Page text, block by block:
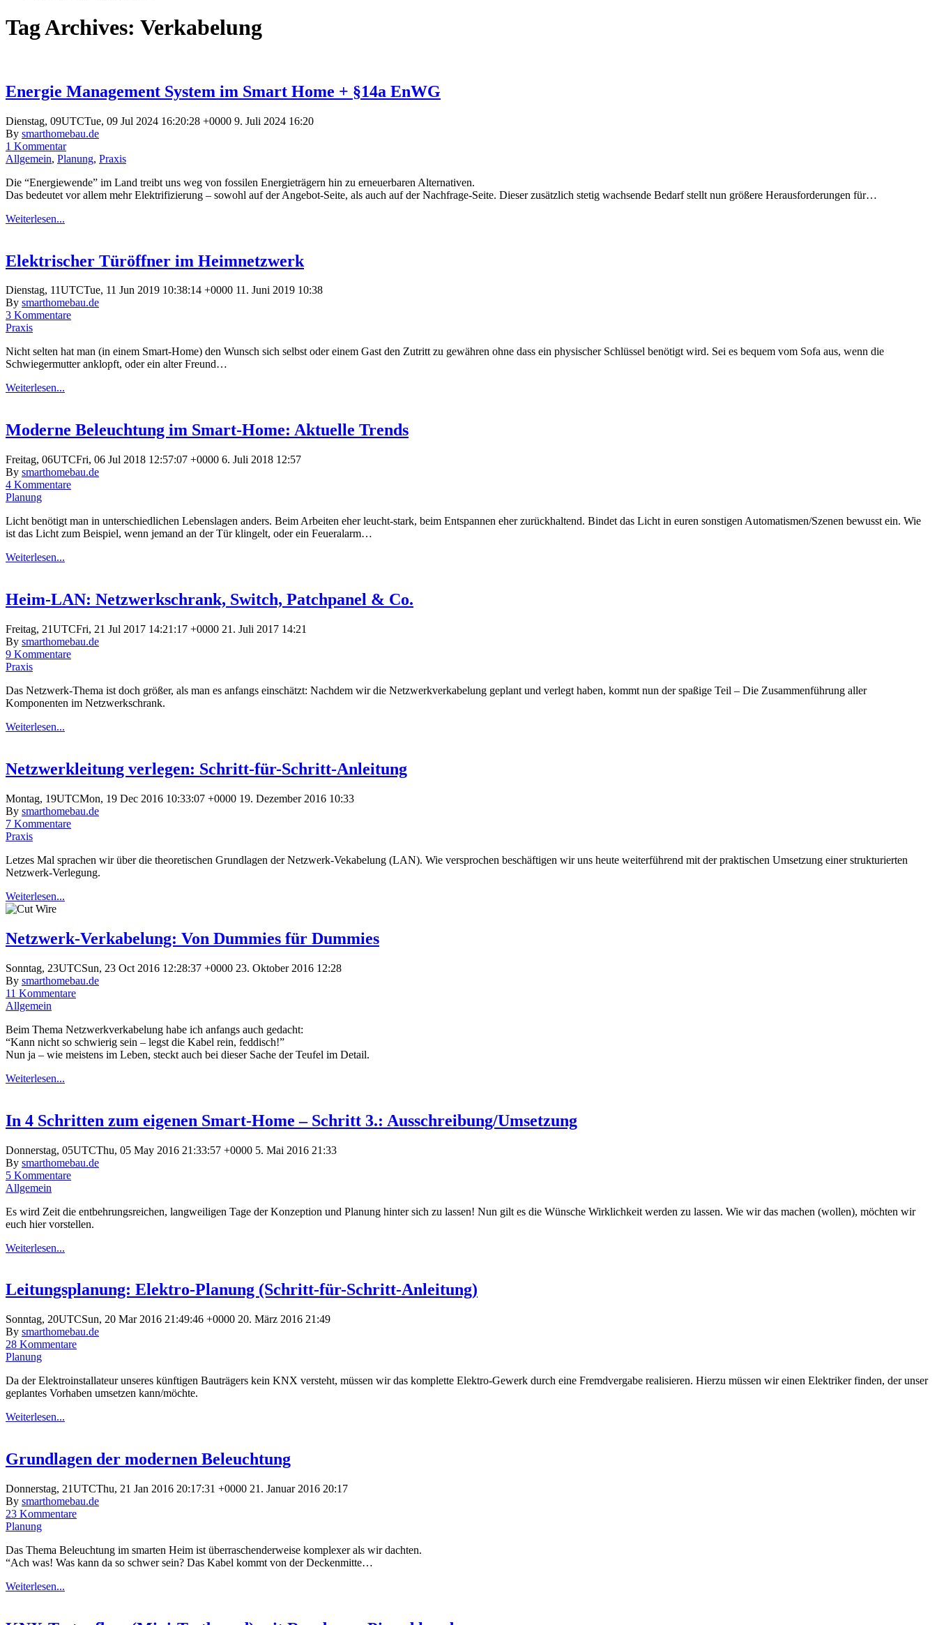
Tag Archives: Verkabelung
Energie Management System im Smart Home + §14a EnWG
Dienstag, 09UTCTue, 09 Jul 2024 16:20:28 +0000 9. Juli 2024 16:20
By smarthomebau.de
1 Kommentar
Allgemein, Planung, Praxis
Die “Energiewende” im Land treibt uns weg von fossilen Energieträgern hin zu erneuerbaren Alternativen.
Das bedeutet vor allem mehr Elektrifizierung – sowohl auf der Angebot-Seite, als auch auf der Nachfrage-Seite. Dieser zusätzlich stetig wachsende Bedarf stellt nun größere Herausforderungen für…
Weiterlesen...
Elektrischer Türöffner im Heimnetzwerk
Dienstag, 11UTCTue, 11 Jun 2019 10:38:14 +0000 11. Juni 2019 10:38
By smarthomebau.de
3 Kommentare
Praxis
Nicht selten hat man (in einem Smart-Home) den Wunsch sich selbst oder einem Gast den Zutritt zu gewähren ohne dass ein physischer Schlüssel benötigt wird. Sei es bequem vom Sofa aus, wenn die
Schwiegermutter anklopft, oder ein alter Freund…
Weiterlesen...
Moderne Beleuchtung im Smart-Home: Aktuelle Trends
Freitag, 06UTCFri, 06 Jul 2018 12:57:07 +0000 6. Juli 2018 12:57
By smarthomebau.de
4 Kommentare
Planung
Licht benötigt man in unterschiedlichen Lebenslagen anders. Beim Arbeiten eher leucht-stark, beim Entspannen eher zurückhaltend. Bindet das Licht in euren sonstigen Automatismen/Szenen bewusst ein. Wie
ist das Licht zum Beispiel, wenn jemand an der Tür klingelt, oder ein Feueralarm…
Weiterlesen...
Heim-LAN: Netzwerkschrank, Switch, Patchpanel & Co.
Freitag, 21UTCFri, 21 Jul 2017 14:21:17 +0000 21. Juli 2017 14:21
By smarthomebau.de
9 Kommentare
Praxis
Das Netzwerk-Thema ist doch größer, als man es anfangs einschätzt: Nachdem wir die Netzwerkverkabelung geplant und verlegt haben, kommt nun der spaßige Teil – Die Zusammenführung aller
Komponenten im Netzwerkschrank.
Weiterlesen...
Netzwerkleitung verlegen: Schritt-für-Schritt-Anleitung
Montag, 19UTCMon, 19 Dec 2016 10:33:07 +0000 19. Dezember 2016 10:33
By smarthomebau.de
7 Kommentare
Praxis
Letzes Mal sprachen wir über die theoretischen Grundlagen der Netzwerk-Vekabelung (LAN). Wie versprochen beschäftigen wir uns heute weiterführend mit der praktischen Umsetzung einer strukturierten
Netzwerk-Verlegung.
Weiterlesen...
Netzwerk-Verkabelung: Von Dummies für Dummies
Sonntag, 23UTCSun, 23 Oct 2016 12:28:37 +0000 23. Oktober 2016 12:28
By smarthomebau.de
11 Kommentare
Allgemein
Beim Thema Netzwerkverkabelung habe ich anfangs auch gedacht:
“Kann nicht so schwierig sein – legst die Kabel rein, feddisch!”
Nun ja – wie meistens im Leben, steckt auch bei dieser Sache der Teufel im Detail.
Weiterlesen...
In 4 Schritten zum eigenen Smart-Home – Schritt 3.: Ausschreibung/Umsetzung
Donnerstag, 05UTCThu, 05 May 2016 21:33:57 +0000 5. Mai 2016 21:33
By smarthomebau.de
5 Kommentare
Allgemein
Es wird Zeit die entbehrungsreichen, langweiligen Tage der Konzeption und Planung hinter sich zu lassen! Nun gilt es die Wünsche Wirklichkeit werden zu lassen. Wie wir das machen (wollen), möchten wir
euch hier vorstellen.
Weiterlesen...
Leitungsplanung: Elektro-Planung (Schritt-für-Schritt-Anleitung)
Sonntag, 20UTCSun, 20 Mar 2016 21:49:46 +0000 20. März 2016 21:49
By smarthomebau.de
28 Kommentare
Planung
Da der Elektroinstallateur unseres künftigen Bauträgers kein KNX versteht, müssen wir das komplette Elektro-Gewerk durch eine Fremdvergabe realisieren. Hierzu müssen wir einen Elektriker finden, der unser
geplantes Vorhaben umsetzen kann/möchte.
Weiterlesen...
Grundlagen der modernen Beleuchtung
Donnerstag, 21UTCThu, 21 Jan 2016 20:17:31 +0000 21. Januar 2016 20:17
By smarthomebau.de
23 Kommentare
Planung
Das Thema Beleuchtung im smarten Heim ist überraschenderweise komplexer als wir dachten.
“Ach was! Was kann da so schwer sein? Das Kabel kommt von der Deckenmitte…
Weiterlesen...